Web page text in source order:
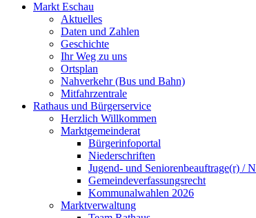
Markt Eschau
Aktuelles
Daten und Zahlen
Geschichte
Ihr Weg zu uns
Ortsplan
Nahverkehr (Bus und Bahn)
Mitfahrzentrale
Rathaus und Bürgerservice
Herzlich Willkommen
Marktgemeinderat
Bürgerinfoportal
Niederschriften
Jugend- und Seniorenbeauftrage(r) /
Gemeindeverfassungsrecht
Kommunalwahlen 2026
Marktverwaltung